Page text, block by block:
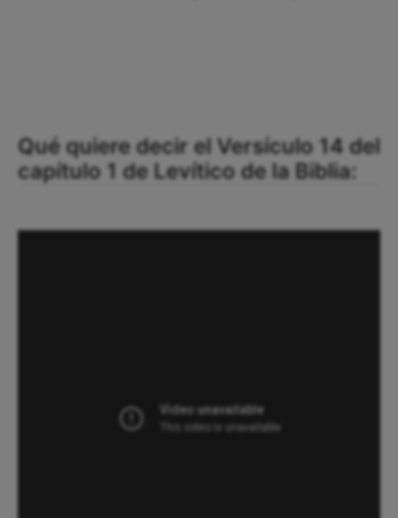
Qué quiere decir el Versículo 14 del
capítulo 1 de Levítico de la Biblia: